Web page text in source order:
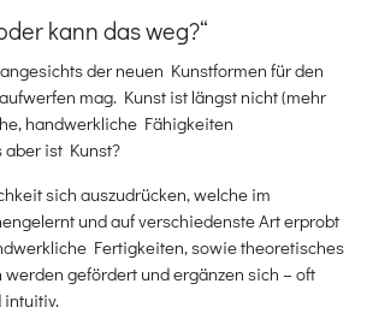
kann das weg?“
der neuen Kunstformen für den
mag. Kunst ist längst nicht (mehr
handwerkliche Fähigkeiten
aber ist Kunst?
sich auszudrücken, welche im
und auf verschiedenste Art erprobt
Fertigkeiten, sowie theoretisches
gefördert und ergänzen sich – oft
intuitiv.